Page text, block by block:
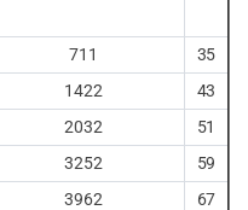
711
35
1422
43
2032
51
3252
59
3962
67